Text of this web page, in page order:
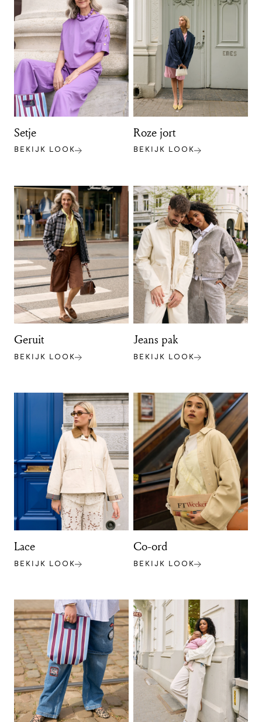
Setje
BEKIJK LOOK
Roze jort
BEKIJK LOOK
Geruit
BEKIJK LOOK
Jeans pak
BEKIJK LOOK
Lace
BEKIJK LOOK
Co-ord
BEKIJK LOOK